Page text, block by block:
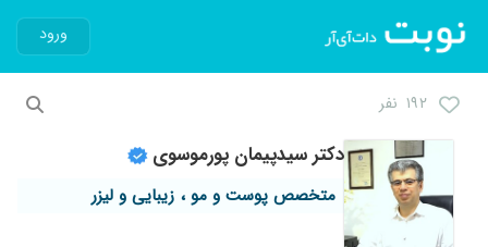
ورود
۱۹۲ نفر
دکتر سیدپیمان پورموسوی
متخصص پوست و مو ، زیبایی و لیزر